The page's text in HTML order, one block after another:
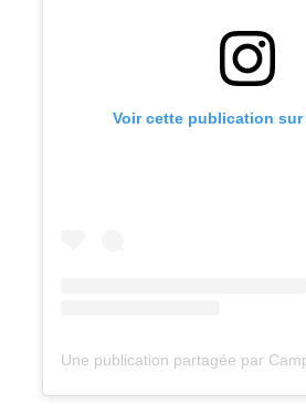
Voir cette publication sur